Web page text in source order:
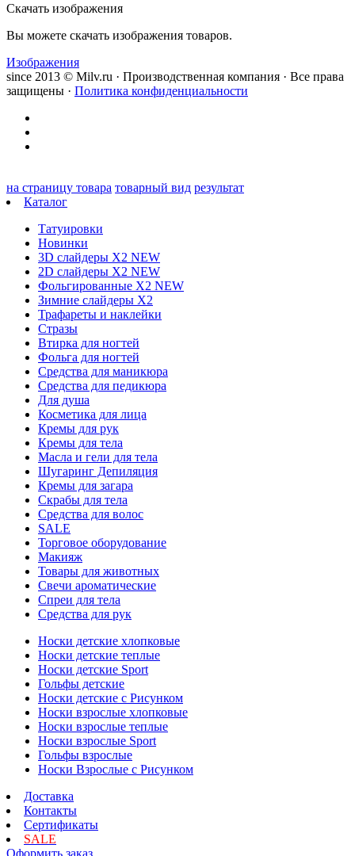
Скачать изображения
Вы можете скачать изображения товаров.
Изображения
since 2013 © Milv.ru · Производственная компания · Все права
защищены · Политика конфиденциальности
на страницу товара товарный вид результат
Каталог
Татуировки
Новинки
3D слайдеры X2 NEW
2D слайдеры X2 NEW
Фольгированные X2 NEW
Зимние слайдеры Х2
Трафареты и наклейки
Стразы
Втирка для ногтей
Фольга для ногтей
Средства для маникюра
Средства для педикюра
Для душа
Косметика для лица
Кремы для рук
Кремы для тела
Масла и гели для тела
Шугаринг Депиляция
Кремы для загара
Скрабы для тела
Средства для волос
SALE
Торговое оборудование
Макияж
Товары для животных
Свечи ароматические
Спреи для тела
Средства для рук
Носки детские хлопковые
Носки детские теплые
Носки детские Sport
Гольфы детские
Носки детские с Рисунком
Носки взрослые хлопковые
Носки взрослые теплые
Носки взрослые Sport
Гольфы взрослые
Носки Взрослые с Рисунком
Доставка
Контакты
Сертификаты
SALE
Оформить заказ